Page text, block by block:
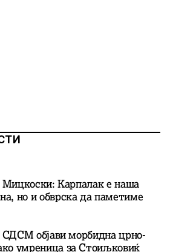
Мицкоски: Карпалак е наша
но и обврска да паметиме
СДСМ објави морбидна црно-
умреница за Стоиљковиќ